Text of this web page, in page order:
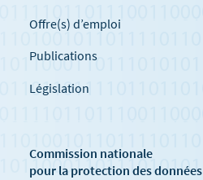
Offre(s) d’emploi
Publications
Législation
Commission nationale
pour la protection des données